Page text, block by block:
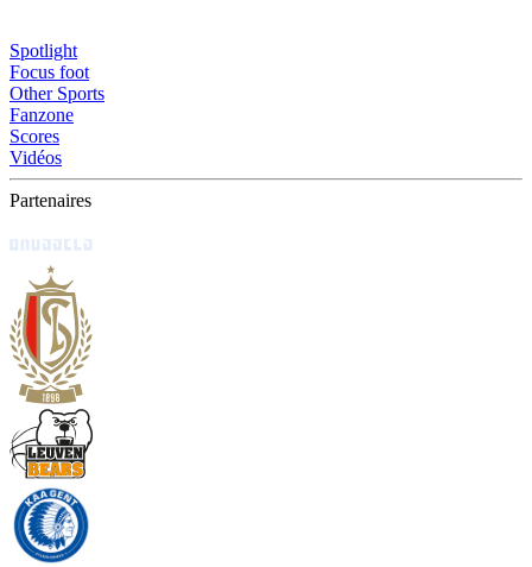
Spotlight
Focus foot
Other Sports
Fanzone
Scores
Vidéos
Partenaires